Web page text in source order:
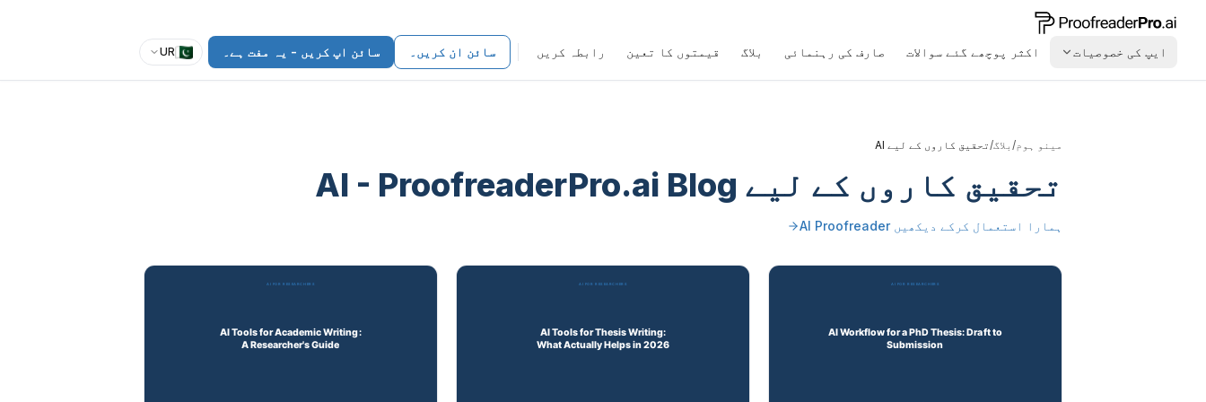
ایپ کی خصوصیات اکثر پوچھے گئے سوالات صارف کی رہنمائی بلاگ قیمتوں کا تعین رابطہ کریں سائن ان کریں۔ سائن اپ کریں - یہ مفت ہے۔ UR
مینو ہوم/ بلاگ/تحقیق کاروں کے لیے AI
تحقیق کاروں کے لیے AI - ProofreaderPro.ai Blog
ہمارا استعمال کرکے دیکھیں AI Proofreader